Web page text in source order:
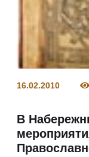
16.02.2010
В